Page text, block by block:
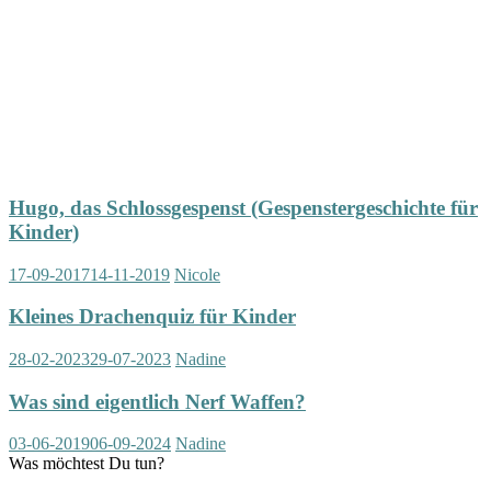
Hugo, das Schlossgespenst (Gespenstergeschichte für
Kinder)
17-09-201714-11-2019 Nicole
Kleines Drachenquiz für Kinder
28-02-202329-07-2023 Nadine
Was sind eigentlich Nerf Waffen?
03-06-201906-09-2024 Nadine
Was möchtest Du tun?